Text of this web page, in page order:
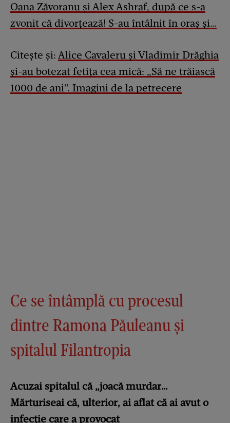
Oana Zăvoranu și Alex Ashraf, după ce s-a
zvonit că divorțează! S-au întâlnit în oraș și…
Citește și: Alice Cavaleru și Vladimir Drăghia
și-au botezat fetița cea mică: „Să ne trăiască
1000 de ani”. Imagini de la petrecere
Ce se întâmplă cu procesul
dintre Ramona Păuleanu și
spitalul Filantropia
Acuzai spitalul că „joacă murdar…
Mărturiseai că, ulterior, ai aflat că ai avut o
infecție care a provocat